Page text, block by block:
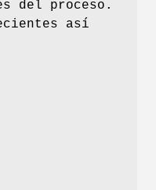
del proceso.
así